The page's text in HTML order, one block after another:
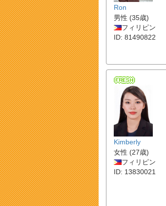
Ron
男性 (35歳)
フィリピン
ID: 81490822
Kimberly
女性 (27歳)
フィリピン
ID: 13830021